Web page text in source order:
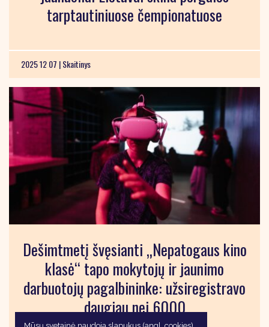
tarptautiniuose čempionatuose
2025 12 07 |Skaitinys
Dešimtmetį švęsianti „Nepatogaus kino
klasė“ tapo mokytojų ir jaunimo
darbuotojų pagalbininke: užsiregistravo
daugiau nei 6000